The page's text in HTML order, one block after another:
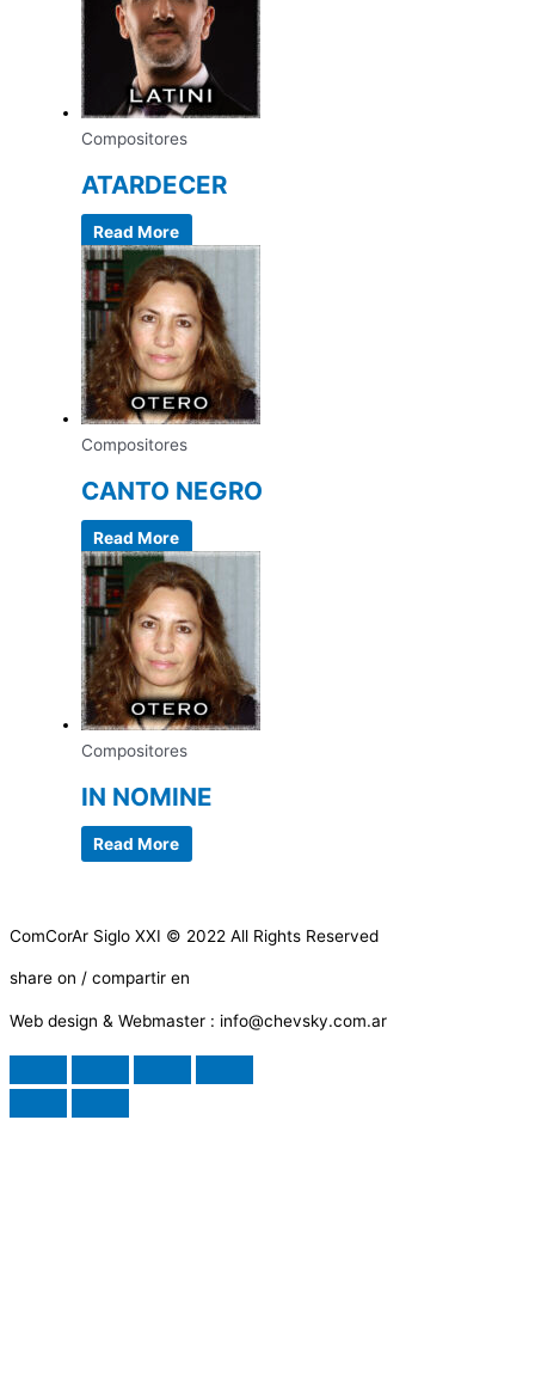
Compositores
ATARDECER
Read More
Compositores
CANTO NEGRO
Read More
Compositores
IN NOMINE
Read More
ComCorAr Siglo XXI © 2022 All Rights Reserved
share on / compartir en
Web design & Webmaster : info@chevsky.com.ar